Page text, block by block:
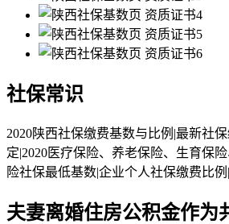
社保常识
2020陕西社保缴费基数与比例|最新社
定|2020医疗保险、养老保险、生育保
险社保最低基数|企业个人社保缴费比
夫妻离婚住房公积金作为